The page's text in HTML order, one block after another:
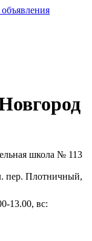
школа № 113
пер. Плотничный,
13.00, вс: